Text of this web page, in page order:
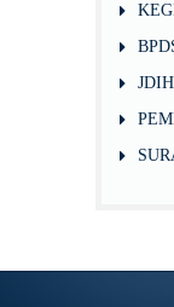
JDIH